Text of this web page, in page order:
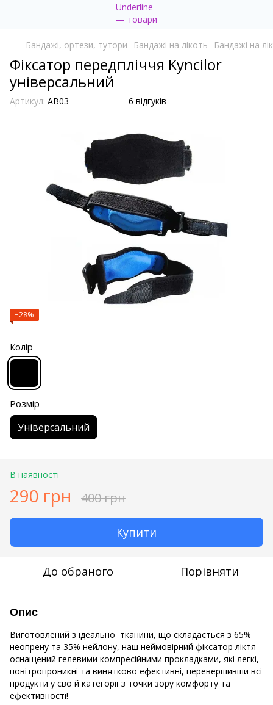
Бандажі, ортези, тутори Бандажі на лікоть Бандажі на
Фіксатор передпліччя Kyncilor
універсальний
Артикул: AB03 6 відгуків
−28%
Колір
Розмір
Універсальний
В наявності
290 грн 400 грн
Купити
До обраного Порівняти
Опис
Виготовлений з ідеальної тканини, що складається з 65%
неопрену та 35% нейлону, наш неймовірний фіксатор ліктя
оснащений гелевими компресійними прокладками, які легкі,
повітропроникні та винятково ефективні, перевершивши всі
продукти у своїй категорії з точки зору комфорту та
ефективності!